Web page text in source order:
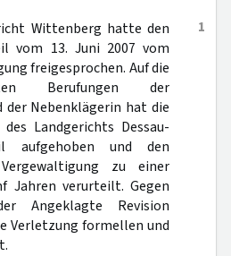
1
Wittenberg hatte den
vom 13. Juni 2007 vom
freigesprochen. Auf die
Berufungen der
der Nebenklägerin hat die
Landgerichts Dessau-
aufgehoben und den
zu einer
Jahren verurteilt. Gegen
Angeklagte Revision
Verletzung formellen und